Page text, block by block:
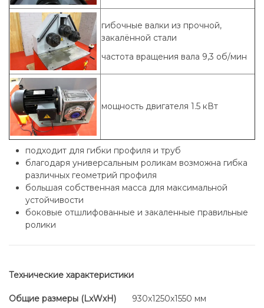
гибочные валки из прочной,
закалённой стали
частота вращения вала 9,3 об/мин
мощность двигателя 1.5 кВт
подходит для гибки профиля и труб
благодаря универсальным роликам возможна гибка
различных геометрий профиля
большая собственная масса для максимальной
устойчивости
боковые отшлифованные и закаленные правильные
ролики
Технические характеристики
Общие размеры (LxWxH)
930x1250x1550 мм